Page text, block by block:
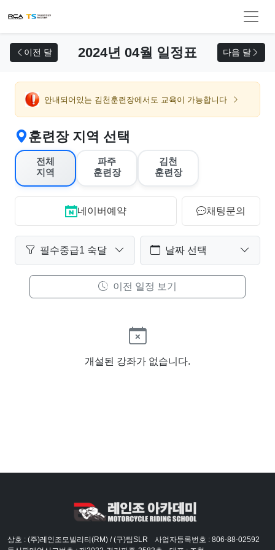
이전 달 2024년 04월 일정표 다음 달
안내되어있는 김천훈련장에서도 교육이 가능합니다
훈련장 지역 선택
전체
지역
파주
훈련장
김천
훈련장
네이버예약 채팅문의
필수중급1 숙달 날짜 선택
이전 일정 보기
개설된 강좌가 없습니다.
상호 : (주)레인조모빌리티(RM) / (구)팀SLR
사업자등록번호 : 806-88-02592